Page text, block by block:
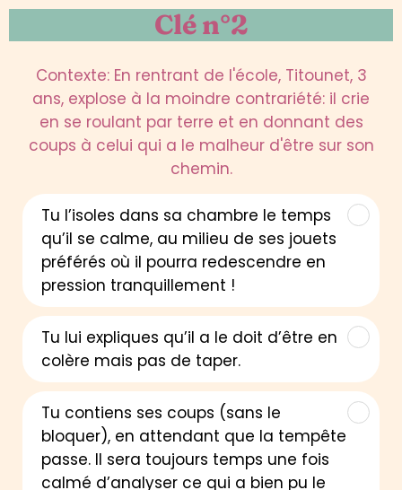
Clé n°2
Contexte: En rentrant de l'école, Titounet, 3
ans, explose à la moindre contrariété: il crie
en se roulant par terre et en donnant des
coups à celui qui a le malheur d'être sur son
chemin.
Tu l’isoles dans sa chambre le temps
qu’il se calme, au milieu de ses jouets
préférés où il pourra redescendre en
pression tranquillement !
Tu lui expliques qu’il a le doit d’être en
colère mais pas de taper.
Tu contiens ses coups (sans le
bloquer), en attendant que la tempête
passe. Il sera toujours temps une fois
calmé d’analyser ce qui a bien pu le